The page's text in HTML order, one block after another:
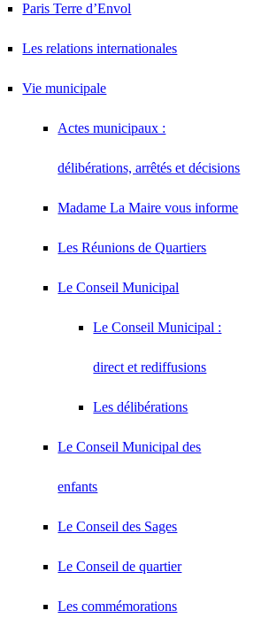
Paris Terre d’Envol
Les relations internationales
Vie municipale
Actes municipaux :
délibérations, arrêtés et décisions
Madame La Maire vous informe
Les Réunions de Quartiers
Le Conseil Municipal
Le Conseil Municipal :
direct et rediffusions
Les délibérations
Le Conseil Municipal des
enfants
Le Conseil des Sages
Le Conseil de quartier
Les commémorations